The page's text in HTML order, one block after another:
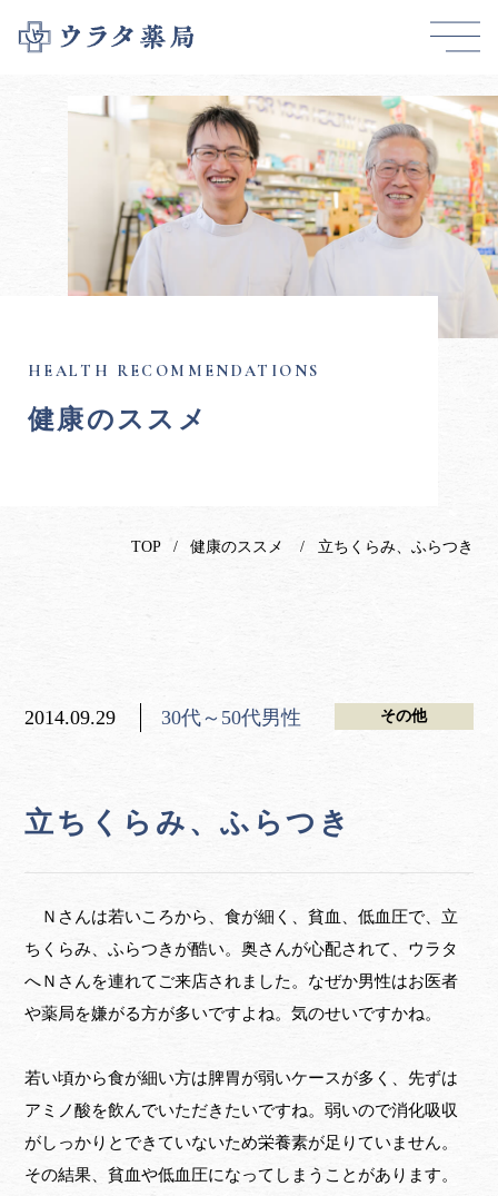
健康のススメ
TOP 健康のススメ 立ちくらみ、ふらつき
2014.09.29 30代～50代男性 その他
立ちくらみ、ふらつき
Ｎさんは若いころから、食が細く、貧血、低血圧で、立
ちくらみ、ふらつきが酷い。奥さんが心配されて、ウラタ
へＮさんを連れてご来店されました。なぜか男性はお医者
や薬局を嫌がる方が多いですよね。気のせいですかね。
若い頃から食が細い方は脾胃が弱いケースが多く、先ずは
アミノ酸を飲んでいただきたいですね。弱いので消化吸収
がしっかりとできていないため栄養素が足りていません。
その結果、貧血や低血圧になってしまうことがあります。